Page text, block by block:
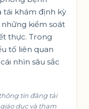
tái khám định kỳ
kiểm soát
thực. Trong
tố liên quan
nhìn sâu sắc
tin đăng tải
dục và tham